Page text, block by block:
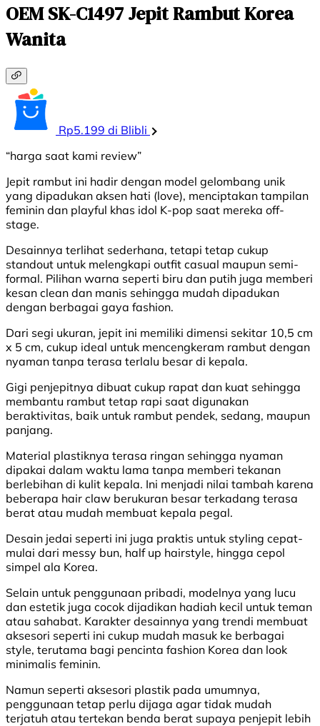
OEM SK-C1497 Jepit Rambut Korea
Wanita
Rp5.199 di Blibli
“harga saat kami review”
Jepit rambut ini hadir dengan model gelombang unik
yang dipadukan aksen hati (love), menciptakan tampilan
feminin dan playful khas idol K-pop saat mereka off-
stage.
Desainnya terlihat sederhana, tetapi tetap cukup
standout untuk melengkapi outfit casual maupun semi-
formal. Pilihan warna seperti biru dan putih juga memberi
kesan clean dan manis sehingga mudah dipadukan
dengan berbagai gaya fashion.
Dari segi ukuran, jepit ini memiliki dimensi sekitar 10,5 cm
x 5 cm, cukup ideal untuk mencengkeram rambut dengan
nyaman tanpa terasa terlalu besar di kepala.
Gigi penjepitnya dibuat cukup rapat dan kuat sehingga
membantu rambut tetap rapi saat digunakan
beraktivitas, baik untuk rambut pendek, sedang, maupun
panjang.
Material plastiknya terasa ringan sehingga nyaman
dipakai dalam waktu lama tanpa memberi tekanan
berlebihan di kulit kepala. Ini menjadi nilai tambah karena
beberapa hair claw berukuran besar terkadang terasa
berat atau mudah membuat kepala pegal.
Desain jedai seperti ini juga praktis untuk styling cepat-
mulai dari messy bun, half up hairstyle, hingga cepol
simpel ala Korea.
Selain untuk penggunaan pribadi, modelnya yang lucu
dan estetik juga cocok dijadikan hadiah kecil untuk teman
atau sahabat. Karakter desainnya yang trendi membuat
aksesori seperti ini cukup mudah masuk ke berbagai
style, terutama bagi pencinta fashion Korea dan look
minimalis feminin.
Namun seperti aksesori plastik pada umumnya,
penggunaan tetap perlu dijaga agar tidak mudah
terjatuh atau tertekan benda berat supaya penjepit lebih